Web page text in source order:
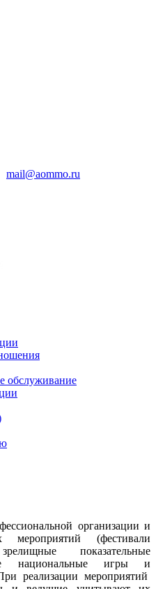
mail@aommo.ru
обслуживание
организации и
мероприятий (фестивали
показательные
национальные игры и
реализации мероприятий